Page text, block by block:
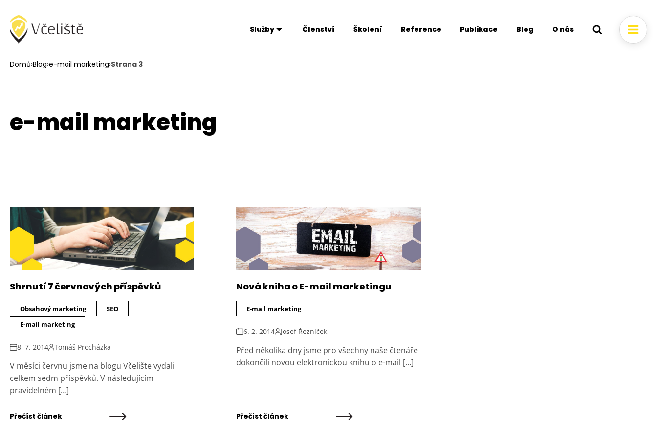
Služby Členství Školení Reference Publikace Blog O nás
Domů›Blog›e-mail marketing›Strana 3
e-mail marketing
Shrnutí 7 červnových příspěvků
Obsahový marketing
SEO
E-mail marketing
8. 7. 2014 Tomáš Procházka
V měsíci červnu jsme na blogu Včelište vydali
celkem sedm příspěvků. V následujícím
pravidelném […]
Přečíst článek
Nová kniha o E-mail marketingu
E-mail marketing
6. 2. 2014 Josef Řezníček
Před několika dny jsme pro všechny naše čtenáře
dokončili novou elektronickou knihu o e-mail […]
Přečíst článek